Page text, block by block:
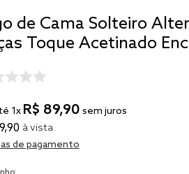
de Cama Solteiro
Toque Acetinado
1x R$ 89,90 sem juros
,90 à vista
de pagamento